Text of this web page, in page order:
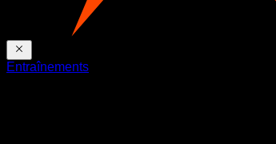
Entraînements